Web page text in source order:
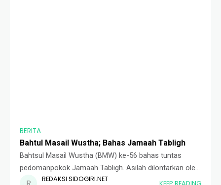
BERITA
Bahtul Masail Wustha; Bahas Jamaah Tabligh
Bahtsul Masail Wustha (BMW) ke-56 bahas tuntas
pedomanpokok Jamaah Tabligh. Asilah dilontarkan oleh
alumni Pondok Pesantren Sidogiri, yang berasal dari
REDAKSI SIDOGIRI.NET